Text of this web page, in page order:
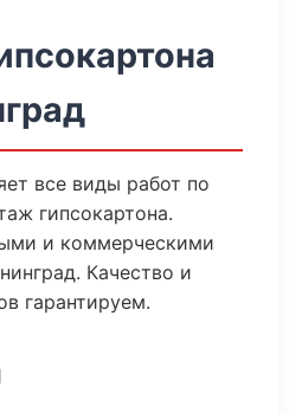
все виды работ по
гипсокартона.
и коммерческими
Качество и
гарантируем.